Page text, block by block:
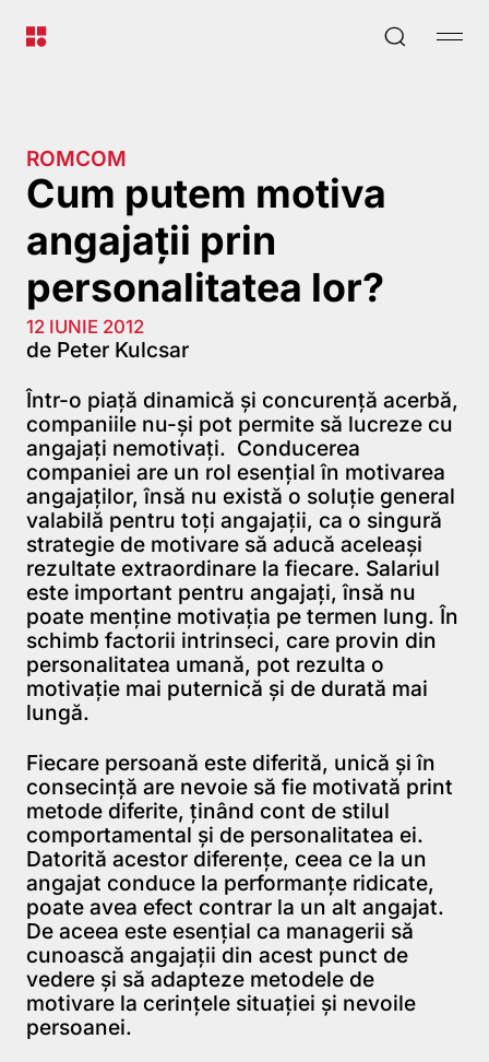
ROMCOM
Cum putem motiva
angajații prin
personalitatea lor?
12 IUNIE 2012
de Peter Kulcsar
Într-o piață dinamică și concurență acerbă,
companiile nu-și pot permite să lucreze cu
angajați nemotivați. Conducerea
companiei are un rol esențial în motivarea
angajaților, însă nu există o soluție general
valabilă pentru toți angajații, ca o singură
strategie de motivare să aducă aceleași
rezultate extraordinare la fiecare. Salariul
este important pentru angajați, însă nu
poate menține motivația pe termen lung. În
schimb factorii intrinseci, care provin din
personalitatea umană, pot rezulta o
motivație mai puternică și de durată mai
lungă.
Fiecare persoană este diferită, unică și în
consecință are nevoie să fie motivată print
metode diferite, ținând cont de stilul
comportamental și de personalitatea ei.
Datorită acestor diferențe, ceea ce la un
angajat conduce la performanțe ridicate,
poate avea efect contrar la un alt angajat.
De aceea este esențial ca managerii să
cunoască angajații din acest punct de
vedere și să adapteze metodele de
motivare la cerințele situației și nevoile
persoanei.